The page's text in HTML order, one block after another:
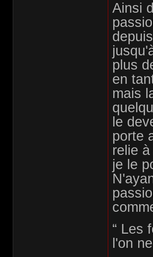
Ainsi
plus
en
mais
le
porte
relie
je le
“ Les
l'on